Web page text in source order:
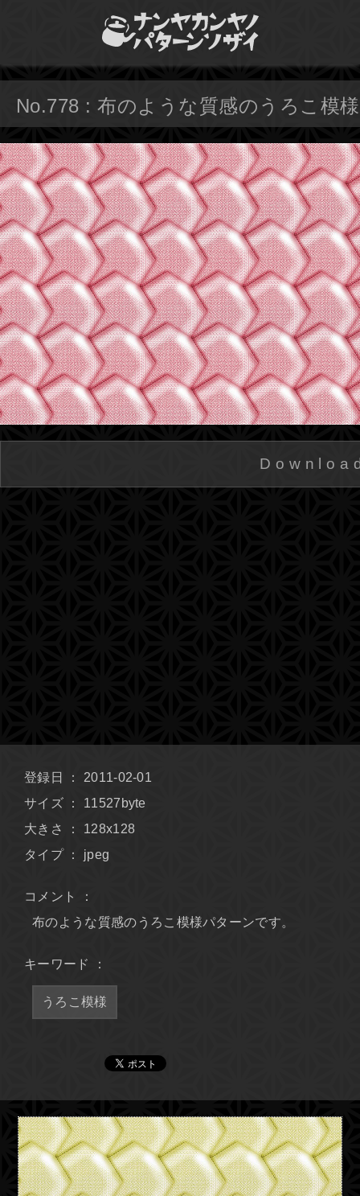
No.778 : 布のような質感のうろこ模
登録日 ： 2011-02-01
サイズ ： 11527byte
大きさ ： 128x128
タイプ ： jpeg
コメント ：
布のような質感のうろこ模様パターンです。
キーワード ：
うろこ模様